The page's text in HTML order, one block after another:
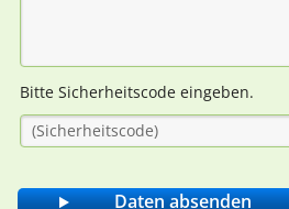
Bitte Sicherheitscode eingeben.